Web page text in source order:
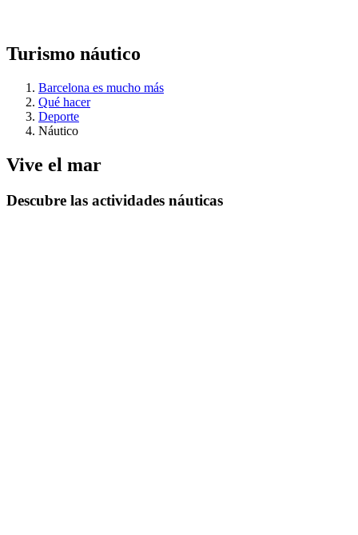
Turismo náutico
Barcelona es mucho más
Qué hacer
Deporte
Náutico
Vive el mar
Descubre las actividades náuticas